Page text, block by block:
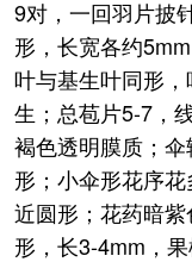
9对，一回羽片披
形，长宽各约
叶与基生叶同形
生；总苞片5-7，
褐色透明膜质；
形；小伞形花序
近圆形；花药暗
形，长3-4mm，